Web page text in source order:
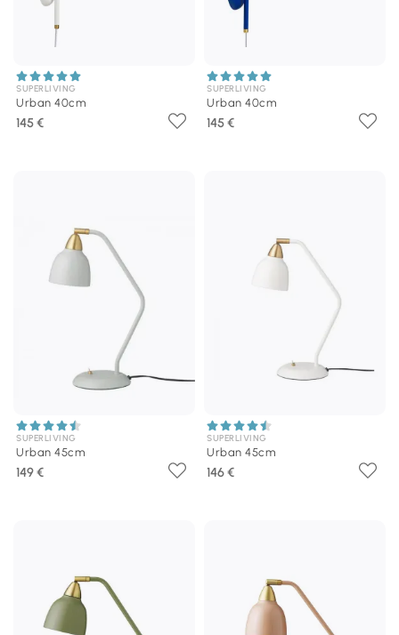
SUPERLIVING
Urban 40cm
145 €
SUPERLIVING
Urban 40cm
145 €
SUPERLIVING
Urban 45cm
149 €
SUPERLIVING
Urban 45cm
146 €